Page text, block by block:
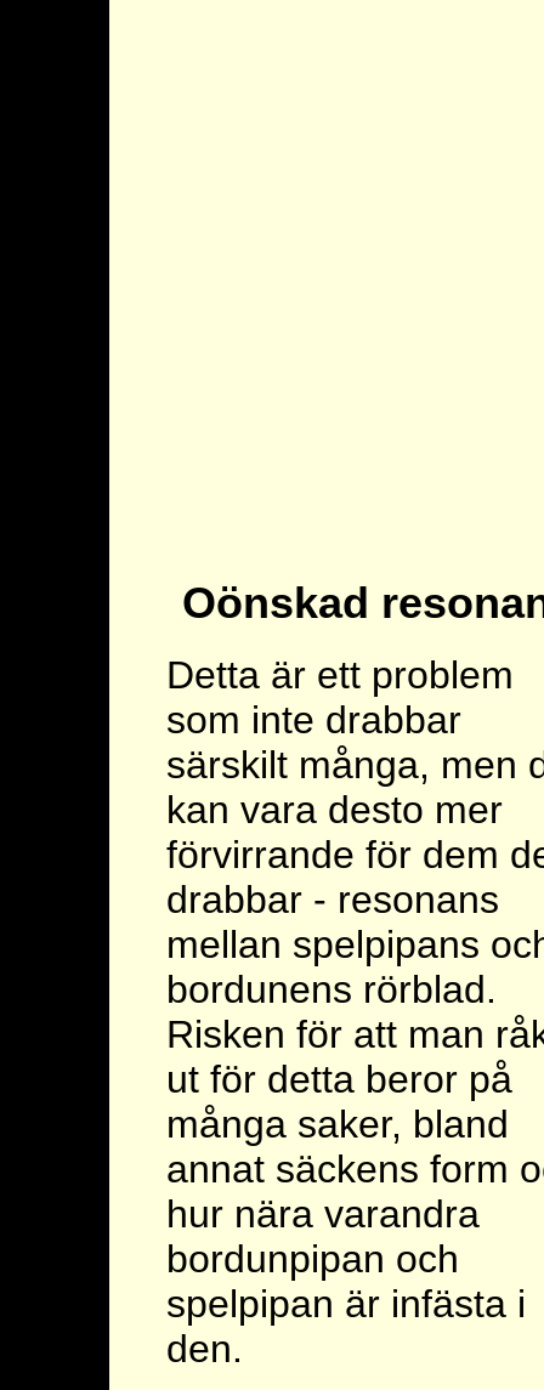
Oönskad
Detta är ett problem
som inte drabbar
särskilt många, men
kan vara desto mer
förvirrande för dem
drabbar - resonans
mellan spelpipans
bordunens rörblad.
Risken för att man
ut för detta beror på
många saker, bland
annat säckens form
hur nära varandra
bordunpipan och
spelpipan är infästa i
den.